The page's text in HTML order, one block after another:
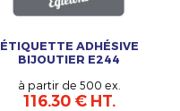
ÉTIQUETTE ADHÉSIVE
BIJOUTIER E244
à partir de 500 ex.
116.30 € HT.